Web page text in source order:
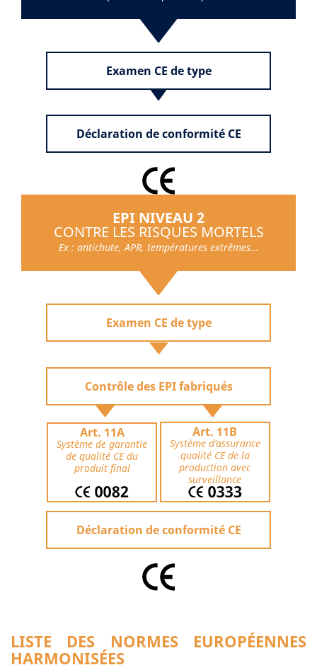
Examen CE de type
Déclaration de conformité CE
EPI NIVEAU 2
CONTRE LES RISQUES MORTELS
Ex : antichute, APR, températures extrêmes...
Examen CE de type
Contrôle des EPI fabriqués
Art. 11A
Système de garantie
de qualité CE du
produit final
Art. 11B
Système d’assurance
qualité CE de la
production avec
surveillance
Déclaration de conformité CE
LISTE DES NORMES EUROPÉENNES
HARMONISÉES